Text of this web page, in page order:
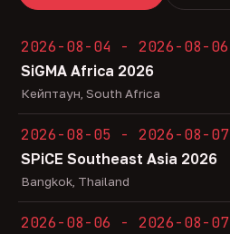
2026-08-04 - 2026-08-06
SiGMA Africa 2026
Кейптаун, South Africa
2026-08-05 - 2026-08-07
SPiCE Southeast Asia 2026
Bangkok, Thailand
2026-08-06 - 2026-08-07